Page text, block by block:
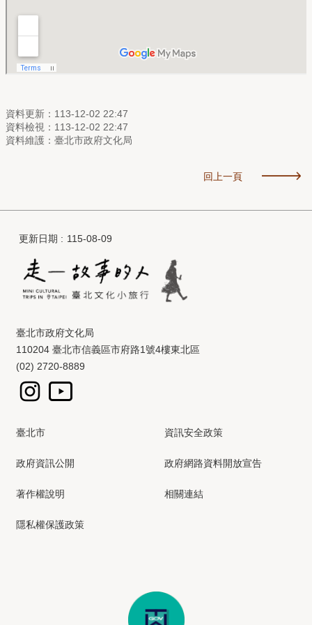
資料更新：113-12-02 22:47
資料檢視：113-12-02 22:47
資料維護：臺北市政府文化局
回上一頁
更新日期 115-08-09
臺北市政府文化局
110204 臺北市信義區市府路1號4樓東北區
(02) 2720-8889
臺北市
政府資訊公開
著作權說明
隱私權保護政策
資訊安全政策
政府網路資料開放宣告
相關連結